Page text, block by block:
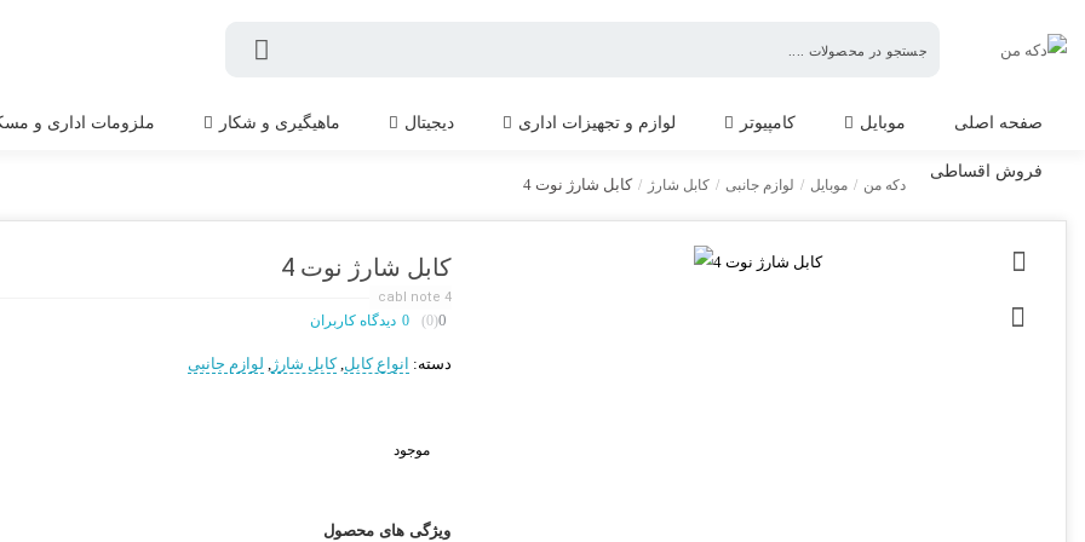
صفحه اصلی موبایل کامپیوتر لوازم و تجهیزات اداری دیجیتال ماهیگیری و شکار ملزومات اداری و
فروش اقساطی
دکه من / موبایل / لوازم جانبی / کابل شارژ / کابل شارژ نوت 4
کابل شارژ نوت 4
cabl note 4
0
(0)
0 دیدگاه کاربران
دسته: انواع کابل,کابل شارژ, لوازم جانبی
موجود
ویژگی های محصول